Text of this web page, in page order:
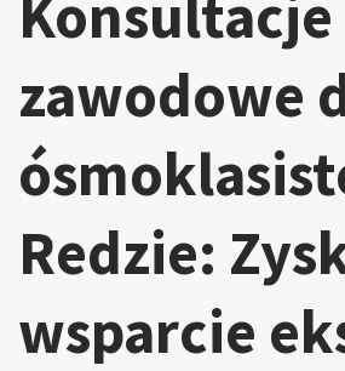
Konsultacje
zawodowe
Redzie:
wsparcie